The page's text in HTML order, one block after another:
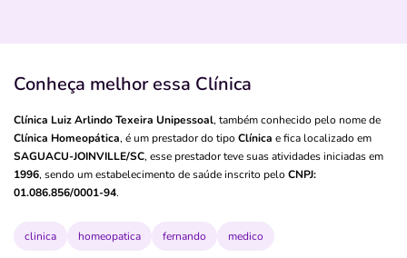
Conheça melhor essa Clínica
Clínica Luiz Arlindo Texeira Unipessoal, também conhecido pelo nome de
Clínica Homeopática, é um prestador do tipo Clínica e fica localizado em
SAGUACU-JOINVILLE/SC, esse prestador teve suas atividades iniciadas em
1996, sendo um estabelecimento de saúde inscrito pelo CNPJ:
01.086.856/0001-94.
clinica homeopatica fernando medico